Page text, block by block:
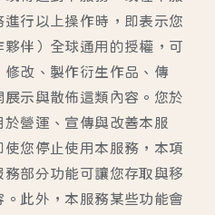
行以上操作時，即表示您
伴）全球通用的授權，可
改、製作衍生作品、傳
示與散佈這類內容。您於
營運、宣傳與改善本服
您停止使用本服務，本項
部分功能可讓您存取與移
此外，本服務某些功能會